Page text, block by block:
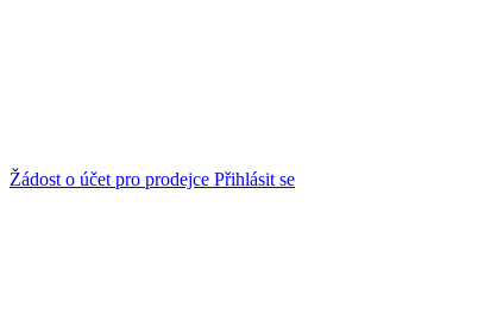
Žádost o účet pro prodejce Přihlásit se